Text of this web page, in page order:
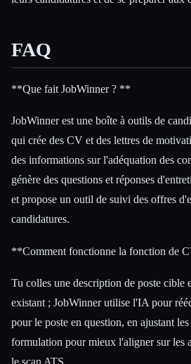
FAQ
**Que fait JobWinner ? **
JobWinner est une boîte à outils de
qui crée des CV et des lettres de
des informations sur l'adéquation des
génère des questions et réponses
et propose un outil de suivi des offres
candidatures.
**Comment fonctionne la fonction de
Tu colles une description de poste cible
existant ; JobWinner utilise l'IA pour
pour le poste en question, en ajustant
formulation pour mieux l'aligner sur les